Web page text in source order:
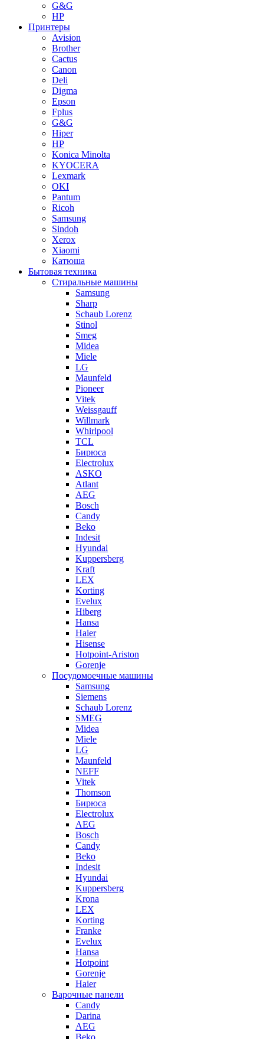
G&G
HP
Принтеры
Avision
Brother
Cactus
Canon
Deli
Digma
Epson
Fplus
G&G
Hiper
HP
Konica Minolta
KYOCERA
Lexmark
OKI
Pantum
Ricoh
Samsung
Sindoh
Xerox
Xiaomi
Катюша
Бытовая техника
Стиральные машины
Samsung
Sharp
Schaub Lorenz
Stinol
Smeg
Midea
Miele
LG
Maunfeld
Pioneer
Vitek
Weissgauff
Willmark
Whirlpool
TCL
Бирюса
Electrolux
ASKO
Atlant
AEG
Bosch
Candy
Beko
Indesit
Hyundai
Kuppersberg
Kraft
LEX
Korting
Evelux
Hiberg
Hansa
Haier
Hisense
Hotpoint-Ariston
Gorenje
Посудомоечные машины
Samsung
Siemens
Schaub Lorenz
SMEG
Midea
Miele
LG
Maunfeld
NEFF
Vitek
Thomson
Бирюса
Electrolux
AEG
Bosch
Candy
Beko
Indesit
Hyundai
Kuppersberg
Krona
LEX
Korting
Franke
Evelux
Hansa
Hotpoint
Gorenje
Haier
Варочные панели
Candy
Darina
AEG